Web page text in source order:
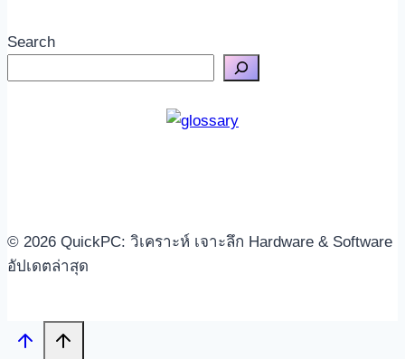
Search
© 2026 QuickPC: วิเคราะห์ เจาะลึก Hardware & Software
อัปเดตล่าสุด